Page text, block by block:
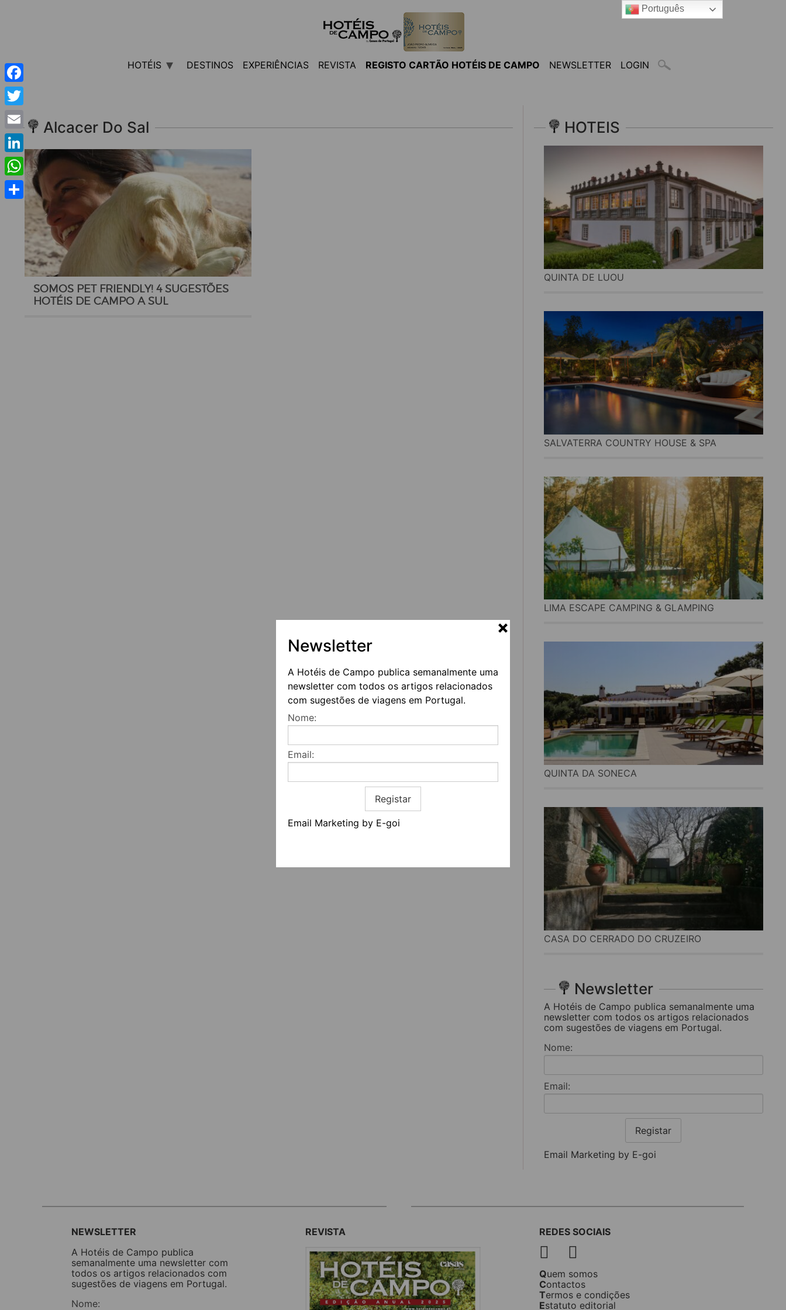
Newsletter
A Hotéis de Campo publica semanalmente uma
newsletter com todos os artigos relacionados
com sugestões de viagens em Portugal.
Nome:
Email:
Registar
Email Marketing by E-goi
HOTÉIS DESTINOS EXPERIÊNCIAS REVISTA REGISTO CARTÃO HOTÉIS DE CAMPO NEWSLETTER LOGIN
Alcacer Do Sal
SOMOS PET FRIENDLY! 4 SUGESTÕES
HOTÉIS DE CAMPO A SUL
HOTEIS
QUINTA DE LUOU
SALVATERRA COUNTRY HOUSE & SPA
LIMA ESCAPE CAMPING & GLAMPING
QUINTA DA SONECA
CASA DO CERRADO DO CRUZEIRO
Newsletter
A Hotéis de Campo publica semanalmente uma
newsletter com todos os artigos relacionados
com sugestões de viagens em Portugal.
Nome:
Email:
Registar
Email Marketing by E-goi
NEWSLETTER
A Hotéis de Campo publica
semanalmente uma newsletter com
todos os artigos relacionados com
sugestões de viagens em Portugal.
Nome:
REVISTA REDES SOCIAIS
Quem somos
Contactos
Termos e condições
Estatuto editorial
Facebook
Twitter
Email
LinkedIn
WhatsApp
Português